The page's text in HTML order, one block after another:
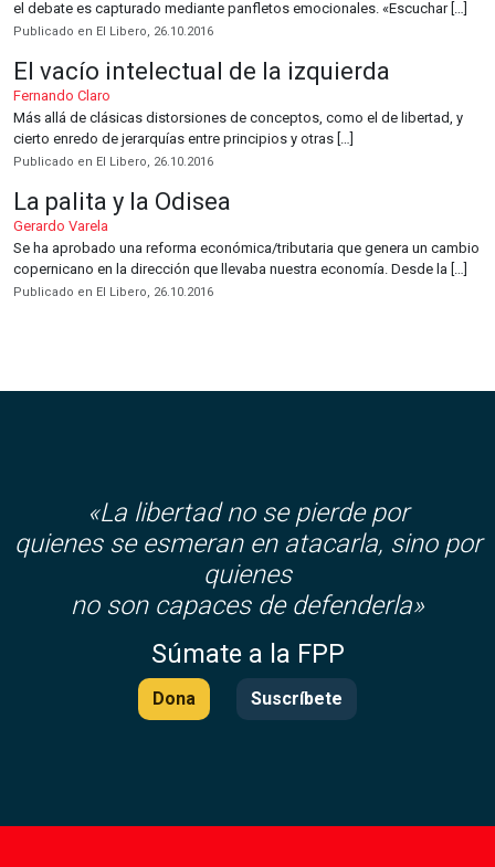
el debate es capturado mediante panfletos emocionales. «Escuchar […]
Publicado en El Libero, 26.10.2016
El vacío intelectual de la izquierda
Fernando Claro
Más allá de clásicas distorsiones de conceptos, como el de libertad, y
cierto enredo de jerarquías entre principios y otras […]
Publicado en El Libero, 26.10.2016
La palita y la Odisea
Gerardo Varela
Se ha aprobado una reforma económica/tributaria que genera un cambio
copernicano en la dirección que llevaba nuestra economía. Desde la […]
Publicado en El Libero, 26.10.2016
«La libertad no se pierde por
quienes se esmeran en atacarla, sino por
quienes
no son capaces de defenderla»
Súmate a la FPP
Dona Suscríbete